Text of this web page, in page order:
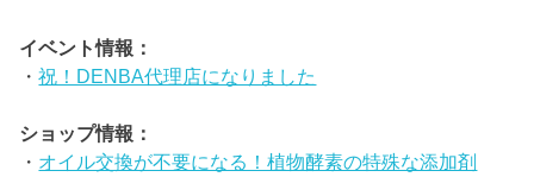
イベント情報：
・祝！DENBA代理店になりました
ショップ情報：
・ オイル交換が不要になる！植物酵素の特殊な添加剤